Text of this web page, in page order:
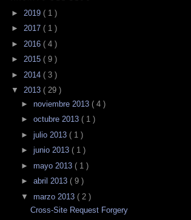
► 2019 ( 1 )
► 2017 ( 1 )
► 2016 ( 4 )
► 2015 ( 9 )
► 2014 ( 3 )
▼ 2013 ( 29 )
► noviembre 2013 ( 4 )
► octubre 2013 ( 1 )
► julio 2013 ( 1 )
► junio 2013 ( 1 )
► mayo 2013 ( 1 )
► abril 2013 ( 9 )
▼ marzo 2013 ( 2 )
Cross-Site Request Forgery